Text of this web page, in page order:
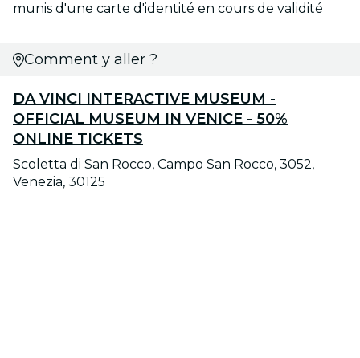
munis d'une carte d'identité en cours de validité
Comment y aller ?
DA VINCI INTERACTIVE MUSEUM -
OFFICIAL MUSEUM IN VENICE - 50%
ONLINE TICKETS
Scoletta di San Rocco, Campo San Rocco, 3052,
Venezia, 30125